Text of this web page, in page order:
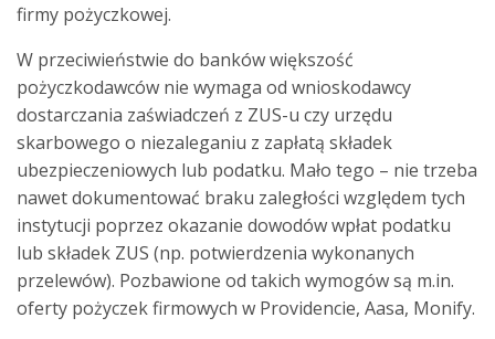
firmy pożyczkowej.
W przeciwieństwie do banków większość
pożyczkodawców nie wymaga od wnioskodawcy
dostarczania zaświadczeń z ZUS-u czy urzędu
skarbowego o niezaleganiu z zapłatą składek
ubezpieczeniowych lub podatku. Mało tego – nie trzeba
nawet dokumentować braku zaległości względem tych
instytucji poprzez okazanie dowodów wpłat podatku
lub składek ZUS (np. potwierdzenia wykonanych
przelewów). Pozbawione od takich wymogów są m.in.
oferty pożyczek firmowych w Providencie, Aasa, Monify.